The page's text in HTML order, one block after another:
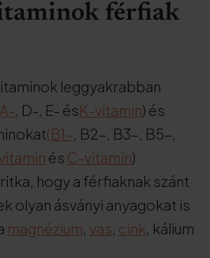
férfiak
leggyakrabban
, D-, E- ésK-vitamin) és
(B1-, B2-, B3-, B5-,
és C-vitamin)
hogy a férfiaknak szánt
olyan ásványi anyagokat is
magnézium, vas, cink, kálium